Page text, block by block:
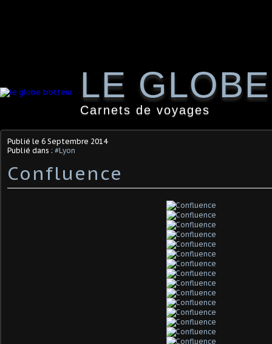
LE
Carnets de voyages
Publié le 6 Septembre 2014
Publié dans : #Lyon
Confluence